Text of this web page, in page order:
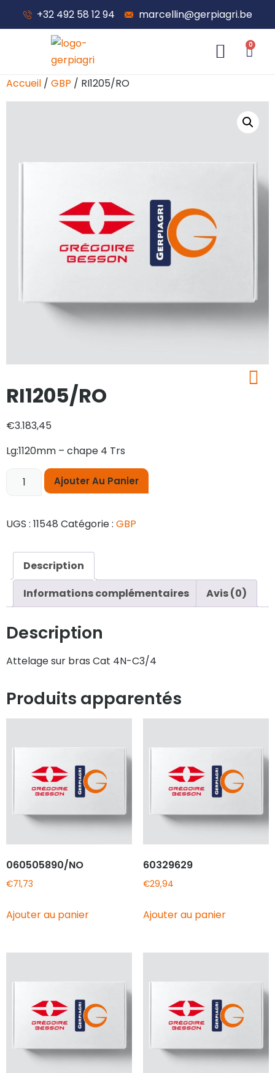
+32 492 58 12 94 marcellin@gerpiagri.be
0
Accueil / GBP / RI1205/RO
RI1205/RO
€3.183,45
Lg:1120mm – chape 4 Trs
Ajouter Au Panier
UGS : 11548 Catégorie : GBP
Description
Informations complémentaires
Avis (0)
Description
Attelage sur bras Cat 4N-C3/4
Produits apparentés
060505890/NO
€71,73
Ajouter au panier
60329629
€29,94
Ajouter au panier